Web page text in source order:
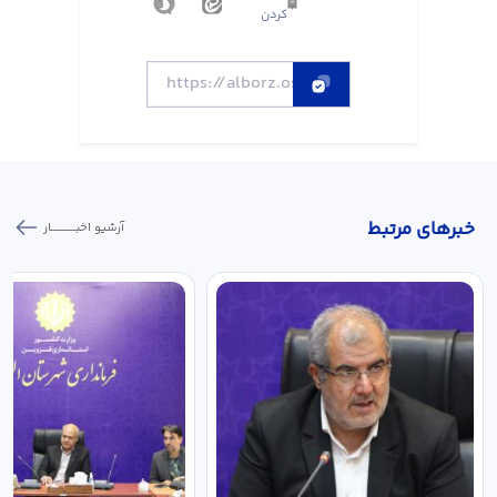
کردن
خبر‌های مرتبط آرشیو اخبـــــــــــار